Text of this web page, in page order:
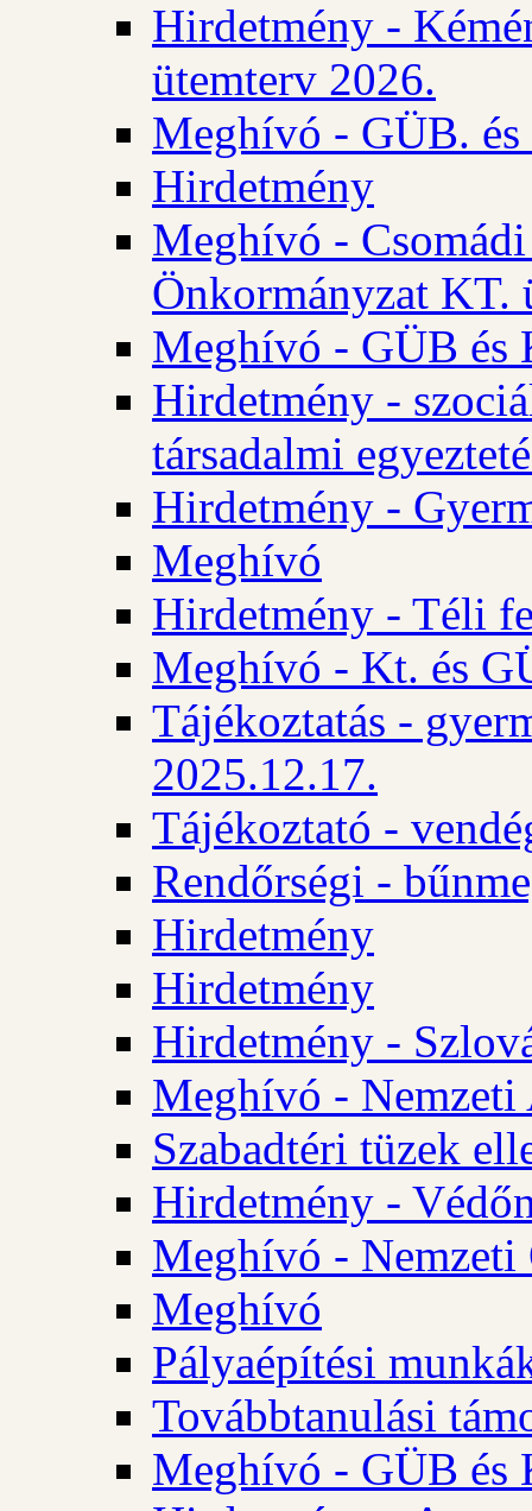
Hirdetmény -
ütemterv 2026.
Meghívó - GÜB.
Hirdetmény
Meghívó -
Önkormányzat KT.
Meghívó - GÜB és
Hirdetmény -
társadalmi
Hirdetmény -
Meghívó
Hirdetmény - Téli
Meghívó - Kt. és
Tájékoztatás -
2025.12.17.
Tájékoztató -
Rendőrségi -
Hirdetmény
Hirdetmény
Hirdetmény -
Meghívó - Nemzeti
Szabadtéri tüzek
Hirdetmény -
Meghívó - Nemzeti
Meghívó
Pályaépítési
Továbbtanulási
Meghívó - GÜB és